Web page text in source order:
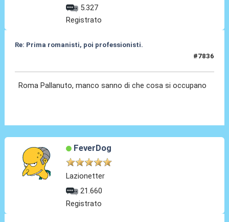
5.327
Registrato
Re: Prima romanisti, poi professionisti.
#7836
Roma Pallanuto, manco sanno di che cosa si occupano
FeverDog
Lazionetter
21.660
Registrato